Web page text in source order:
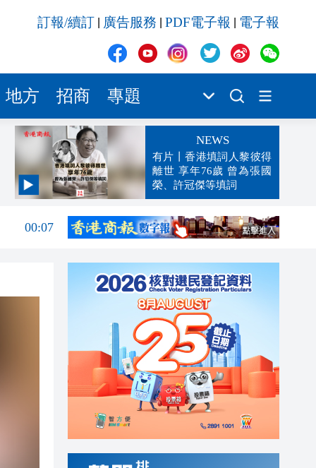
訂報/續訂 廣告服務 PDF電子報 電子報
地方 招商 專題
NEWS
有片丨香港填詞人黎彼得
離世 享年76歲 曾為張國
榮、許冠傑等填詞
00:19
00:07